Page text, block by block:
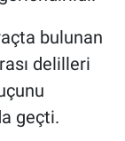
bulunan
delilleri
geçti.